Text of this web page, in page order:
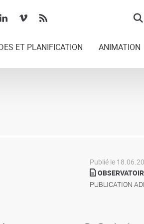
Top
ET PLANIFICATION ANIMATION
Publié le
PUBLICATION